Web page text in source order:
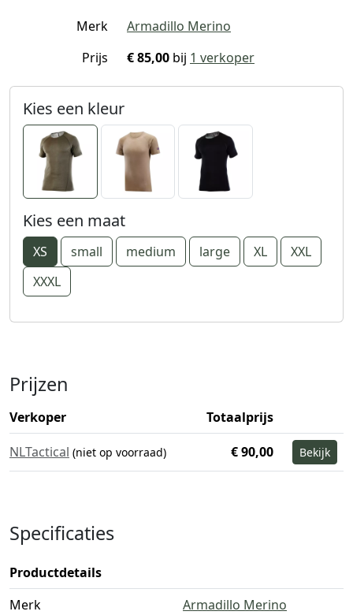
Merk
Armadillo Merino
Prijs
€ 85,00 bij 1 verkoper
Kies een kleur
Kies een maat
XS small medium large XL
XXL
XXXL
Prijzen
Verkoper
Totaalprijs
NLTactical (niet op voorraad) € 90,00 Bekijk
Specificaties
Productdetails
Merk
Armadillo Merino